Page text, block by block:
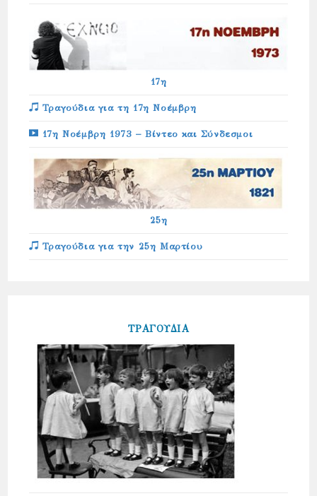
17η
Τραγούδια για τη 17η Νοέμβρη
17η Νοέμβρη 1973 – Βίντεο και Σύνδεσμοι
25η
Τραγούδια για την 25η Μαρτίου
ΤΡΑΓΟΥΔΙΑ